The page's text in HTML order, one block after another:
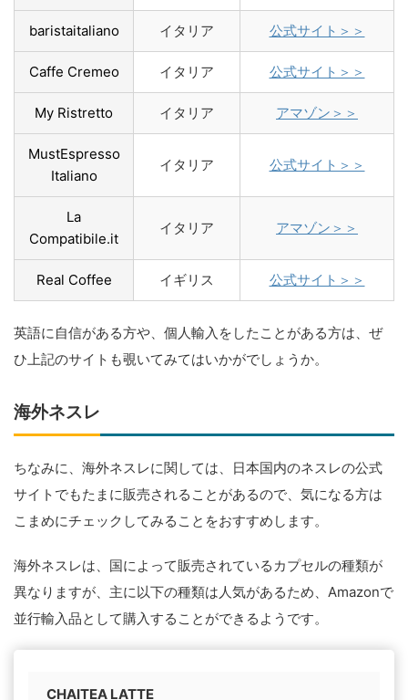
baristaitaliano イタリア 公式サイト＞＞
Caffe Cremeo イタリア 公式サイト＞＞
My Ristretto イタリア アマゾン＞＞
MustEspresso
Italiano
イタリア 公式サイト＞＞
La
Compatibile.it
イタリア アマゾン＞＞
Real Coffee イギリス 公式サイト＞＞
英語に自信がある方や、個人輸入をしたことがある方は、ぜ
ひ上記のサイトも覗いてみてはいかがでしょうか。
海外ネスレ
ちなみに、海外ネスレに関しては、日本国内のネスレの公式
サイトでもたまに販売されることがあるので、気になる方は
こまめにチェックしてみることをおすすめします。
海外ネスレは、国によって販売されているカプセルの種類が
異なりますが、主に以下の種類は人気があるため、Amazonで
並行輸入品として購入することができるようです。
CHAITEA LATTE